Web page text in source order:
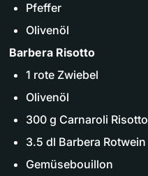
Pfeffer
Olivenöl
Barbera Risotto
1 rote Zwiebel
Olivenöl
300 g Carnaroli Risotto
3.5 dl Barbera Rotwein
Gemüsebouillon